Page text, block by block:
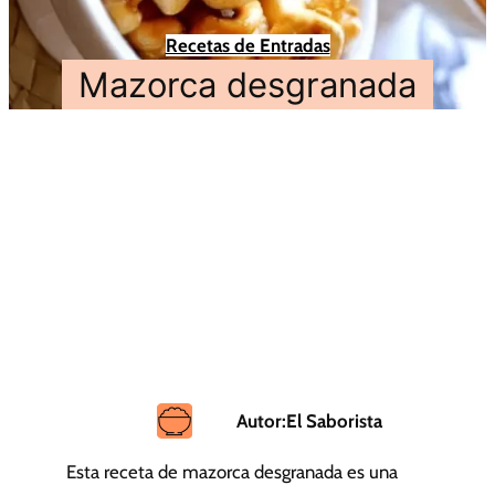
Recetas de Entradas
Mazorca desgranada
Autor:El Saborista
Esta receta de mazorca desgranada es una